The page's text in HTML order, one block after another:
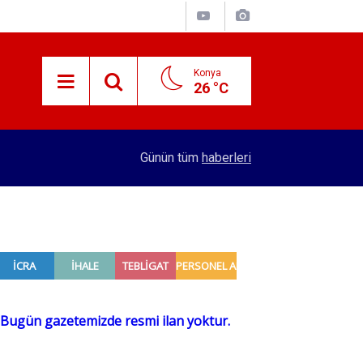
Konya
26 °C
Konyalı patron 70 bin TL maaşla personel
Günün tüm haberleri